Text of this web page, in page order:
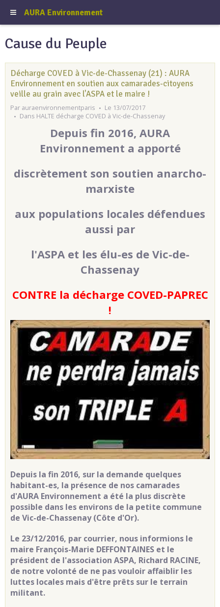
AURA Environnement
Cause du Peuple
Décharge COVED à Vic-de-Chassenay (21) : AURA
Environnement en soutien aux camarades-citoyens
veille au grain avec l'ASPA et le maire !
Par auraenvironnementparis
Le 13/07/2017
Dans HALTE décharge COVED à Vic-de-Chassenay
Depuis fin 2016, AURA
Environnement a apporté
discrètement son soutien anarcho-
marxiste
aux populations locales défendues
aussi par
l'ASPA et les élu-es de Vic-de-
Chassenay
CONTRE la décharge COVED-PAPREC
!
Depuis la fin 2016, sur la demande quelques
habitant-es, la présence de nos camarades
d'AURA Environnement a été la plus discrète
possible dans les environs de la petite commune
de Vic-de-Chassenay (Côte d'Or).
Le 23/12/2016, par courrier, nous informions le
maire François-Marie DEFFONTAINES et le
président de l'association ASPA, Richard RACINE,
de notre volonté de ne pas vouloir affaiblir les
luttes locales mais d'être prêts sur le terrain
militant.